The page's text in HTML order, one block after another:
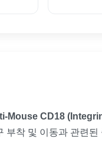
Mouse CD18
부착 및 이동과 관련